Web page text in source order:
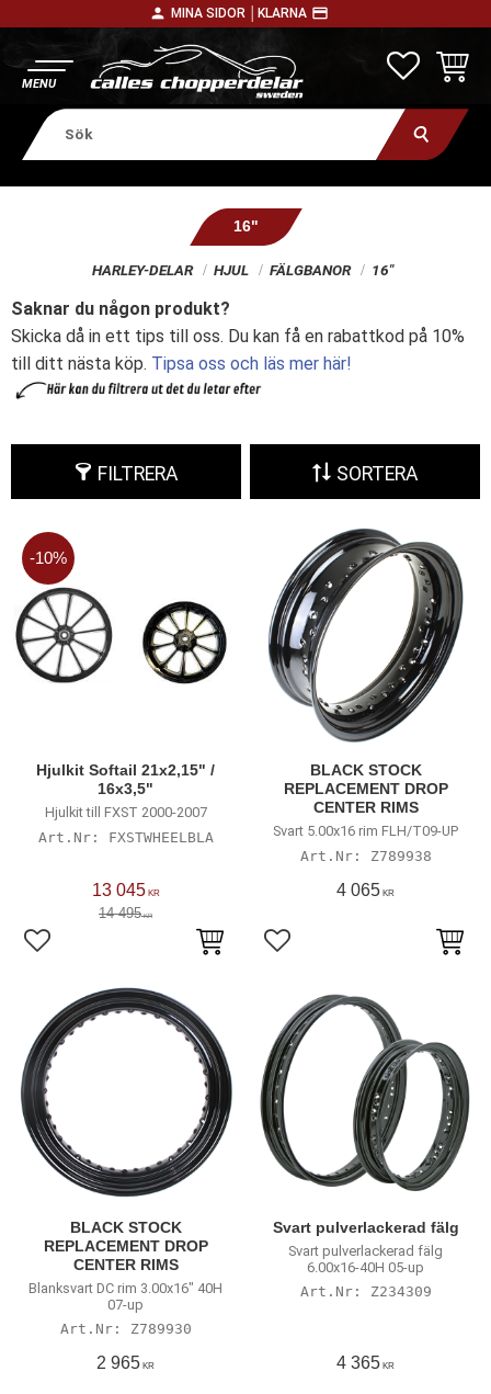
person MINA SIDOR │ KLARNA payment
16"
HARLEY-DELAR HJUL FÄLGBANOR 16"
Saknar du någon produkt?
Skicka då in ett tips till oss. Du kan få en rabattkod på 10%
till ditt nästa köp. Tipsa oss och läs mer här!
FILTRERA SORTERA
Hjulkit Softail 21x2,15" /
16x3,5"
Hjulkit till FXST 2000-2007
FXSTWHEELBLA
13 045KR
14 495KR
10%
Lägg till i favoriter
BLACK STOCK
REPLACEMENT DROP
CENTER RIMS
Svart 5.00x16 rim FLH/T09-UP
Z789938
4 065 KR
Lägg till i favoriter
BLACK STOCK
REPLACEMENT DROP
CENTER RIMS
Blanksvart DC rim 3.00x16" 40H
07-up
Z789930
2 965 KR
Svart pulverlackerad fälg
Svart pulverlackerad fälg
6.00x16-40H 05-up
Z234309
4 365 KR